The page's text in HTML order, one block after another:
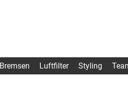
Bremsen Luftfilter Styling